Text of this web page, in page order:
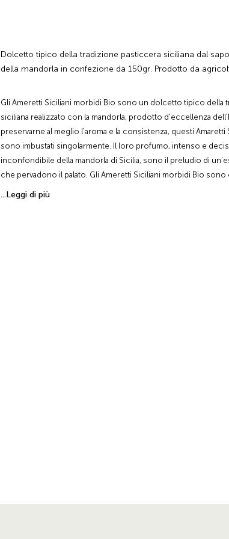
Dolcetto tipico della tradizione pasticcera siciliana dal
della mandorla in confezione da 150gr. Prodotto da
Gli Ameretti Siciliani morbidi Bio sono un dolcetto tipico della
siciliana realizzato con la mandorla, prodotto d'eccellenza
preservarne al meglio l'aroma e la consistenza, questi Amaretti
sono imbustati singolarmente. Il loro profumo, intenso e
inconfondibile della mandorla di Sicilia, sono il preludio di
che pervadono il palato. Gli Ameretti Siciliani morbidi Bio sono
primo mattino, a colazione, e perfetti da accompagnare a un
...Leggi di più